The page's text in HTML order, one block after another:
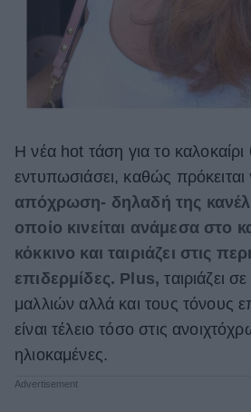
Η νέα hot τάση για το
εντυπωσιάσει, καθώς πρόκειται
απόχρωση- δηλαδή της
οποίο κινείται ανάμεσα στο
κόκκινο και ταιριάζει στις
επιδερμίδες. Plus,ταιριάζει
μαλλιών αλλά και τους τόνους
είναι τέλειο τόσο στις
ηλιοκαμένες.